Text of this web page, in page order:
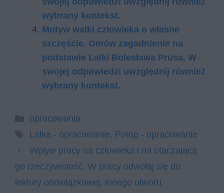
wybrany kontekst.
Motyw walki człowieka o własne
szczęście. Omów zagadnienie na
podstawie Lalki Bolesława Prusa. W
swojej odpowiedzi uwzględnij również
wybrany kontekst.
Kategorie
opracowania
Tagi
Lalka - opracowanie, Potop - opracowanie
Wpływ pracy na człowieka i na otaczającą
go rzeczywistość. W pracy odwołaj się do:
lektury obowiązkowej, innego utworu